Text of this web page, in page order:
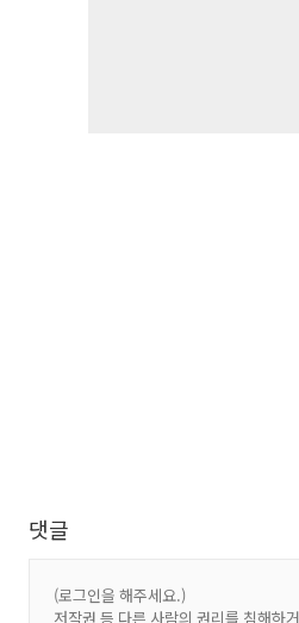
댓글